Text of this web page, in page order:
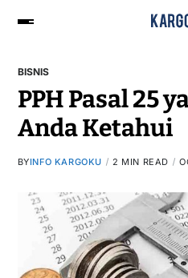
BISNIS
PPH Pasal 25
Anda Ketahui
BYINFO KARGOKU 2 MIN READ